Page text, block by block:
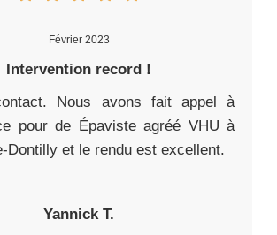
Février 2023
Intervention record !
Nous avons fait appel à
pour de Épaviste agréé VHU à
Dontilly et le rendu est excellent.
Yannick T.